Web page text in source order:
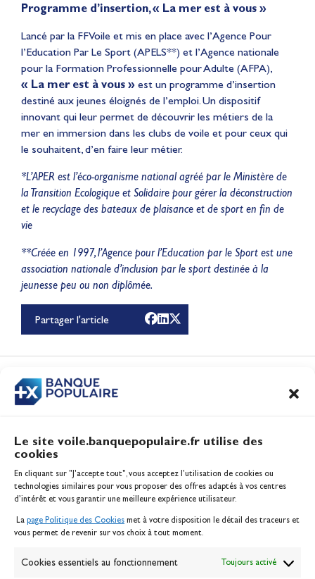
Le site voile.banquepopulaire.fr utilise des
cookies
En cliquant sur "J'accepte tout", vous acceptez l’utilisation de cookies ou
technologies similaires pour vous proposer des offres adaptés à vos centres
d’intérêt et vous garantir une meilleure expérience utilisateur.
La page Politique des Cookies met à votre disposition le détail des traceurs et
vous permet de revenir sur vos choix à tout moment.
Cookies essentiels au fonctionnement Toujours activé
Programme d’insertion, « La mer est à vous »
Lancé par la FFVoile et mis en place avec l’Agence Pour
l’Education Par Le Sport (APELS**) et l’Agence nationale
pour la Formation Professionnelle pour Adulte (AFPA),
« La mer est à vous » est un programme d’insertion
destiné aux jeunes éloignés de l’emploi. Un dispositif
innovant qui leur permet de découvrir les métiers de la
mer en immersion dans les clubs de voile et pour ceux qui
le souhaitent, d’en faire leur métier.
*L’APER est l’éco-organisme national agréé par le Ministère de
la Transition Ecologique et Solidaire pour gérer la déconstruction
et le recyclage des bateaux de plaisance et de sport en fin de
vie
**Créée en 1997, l’Agence pour l’Education par le Sport est une
association nationale d’inclusion par le sport destinée à la
jeunesse peu ou non diplômée.
Partager l'article
CONTENUS
100% Glisse - Écoles
Françaises de Voile : la
référence glisse de l'été !
Inscription serveur média
Contact
Politique des cookies
Banque de la voile